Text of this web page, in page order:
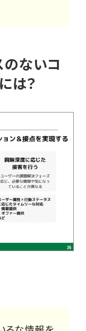
のないコ
は？